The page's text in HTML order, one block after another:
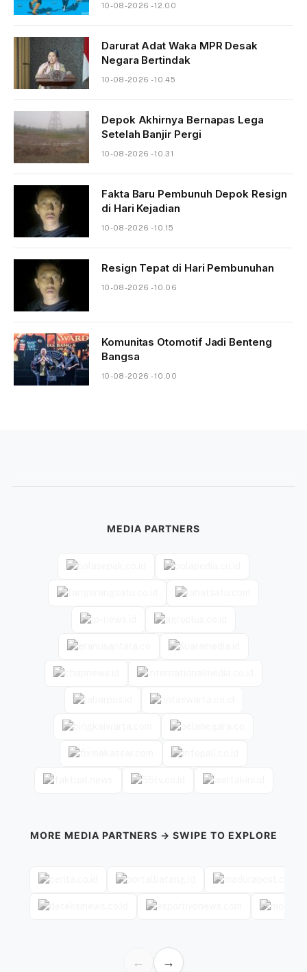
10-08-2026 - 12.00
Darurat Adat Waka MPR Desak
Negara Bertindak
10-08-2026 - 10.45
Depok Akhirnya Bernapas Lega
Setelah Banjir Pergi
10-08-2026 - 10.31
Fakta Baru Pembunuh Depok Resign
di Hari Kejadian
10-08-2026 - 10.15
Resign Tepat di Hari Pembunuhan
10-08-2026 - 10.06
Komunitas Otomotif Jadi Benteng
Bangsa
10-08-2026 - 10.00
MEDIA PARTNERS
MORE MEDIA PARTNERS → SWIPE TO EXPLORE
← →